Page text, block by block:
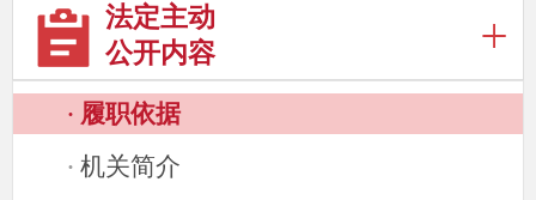
法定主动
公开内容
· 履职依据
· 机关简介